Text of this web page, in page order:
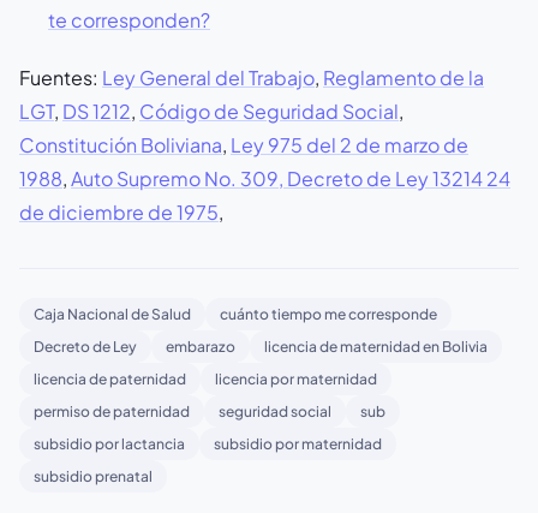
te corresponden?
Fuentes: Ley General del Trabajo, Reglamento de la
LGT, DS 1212, Código de Seguridad Social,
Constitución Boliviana, Ley 975 del 2 de marzo de
1988,Auto Supremo No. 309, Decreto de Ley 13214 24
de diciembre de 1975,
Caja Nacional de Salud
cuánto tiempo me corresponde
Decreto de Ley
embarazo
licencia de maternidad en Bolivia
licencia de paternidad
licencia por maternidad
permiso de paternidad
seguridad social
sub
subsidio por lactancia
subsidio por maternidad
subsidio prenatal